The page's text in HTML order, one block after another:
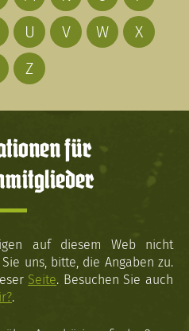
U V W
X
Z
für
auf diesem Web nicht
uns, bitte, die Angaben zu.
Seite. Besuchen Sie auch
.